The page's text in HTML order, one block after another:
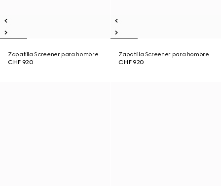
Zapatilla Screener para hombre
CHF 920
Zapatilla Screener para hombre
CHF 920